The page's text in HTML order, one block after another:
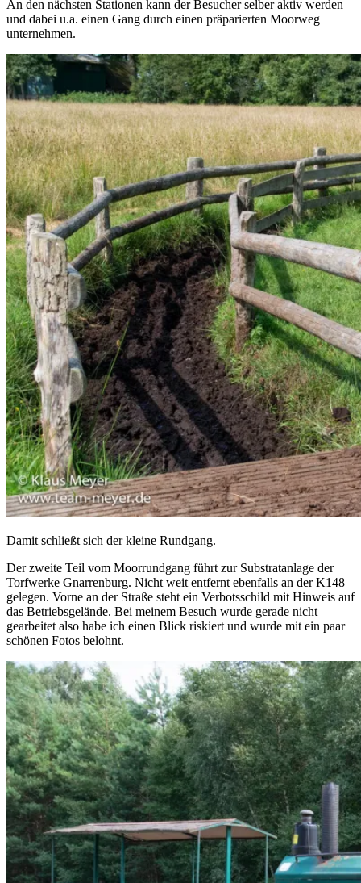
An den nächsten Stationen kann der Besucher selber aktiv werden
und dabei u.a. einen Gang durch einen präparierten Moorweg
unternehmen.
Damit schließt sich der kleine Rundgang.
Der zweite Teil vom Moorrundgang führt zur Substratanlage der
Torfwerke Gnarrenburg. Nicht weit entfernt ebenfalls an der K148
gelegen. Vorne an der Straße steht ein Verbotsschild mit Hinweis auf
das Betriebsgelände. Bei meinem Besuch wurde gerade nicht
gearbeitet also habe ich einen Blick riskiert und wurde mit ein paar
schönen Fotos belohnt.